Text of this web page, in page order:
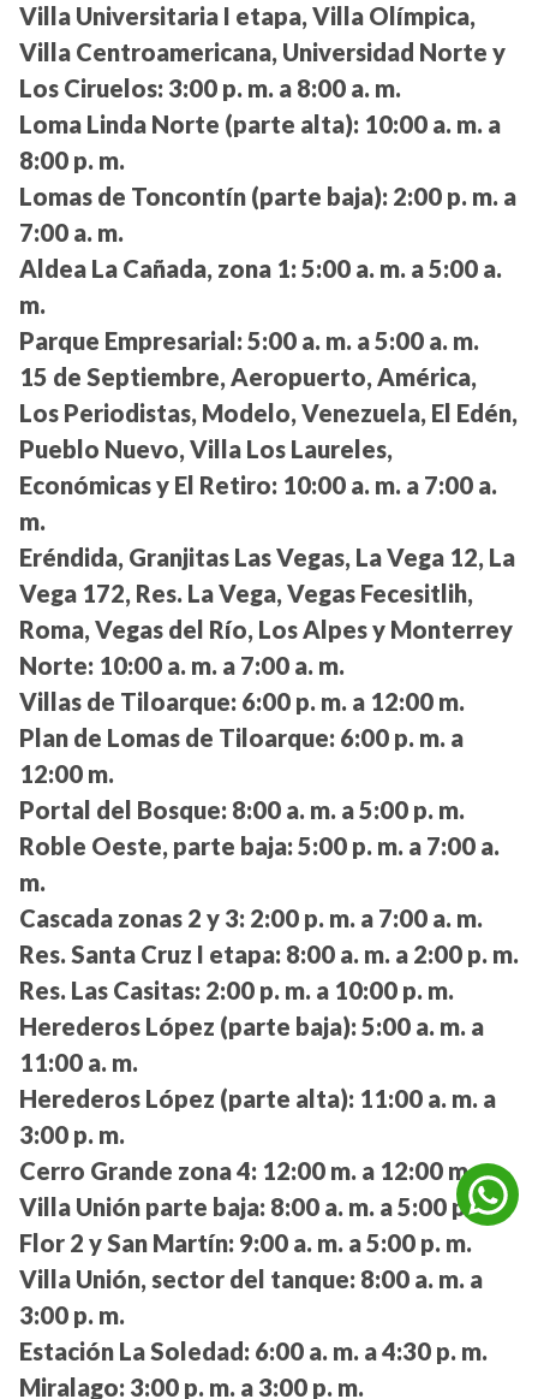
Villa Universitaria I etapa, Villa Olímpica,
Villa Centroamericana, Universidad Norte y
Los Ciruelos: 3:00 p. m. a 8:00 a. m.
Loma Linda Norte (parte alta): 10:00 a. m. a
8:00 p. m.
Lomas de Toncontín (parte baja): 2:00 p. m. a
7:00 a. m.
Aldea La Cañada, zona 1: 5:00 a. m. a 5:00 a.
m.
Parque Empresarial: 5:00 a. m. a 5:00 a. m.
15 de Septiembre, Aeropuerto, América,
Los Periodistas, Modelo, Venezuela, El Edén,
Pueblo Nuevo, Villa Los Laureles,
Económicas y El Retiro: 10:00 a. m. a 7:00 a.
m.
Eréndida, Granjitas Las Vegas, La Vega 12, La
Vega 172, Res. La Vega, Vegas Fecesitlih,
Roma, Vegas del Río, Los Alpes y Monterrey
Norte: 10:00 a. m. a 7:00 a. m.
Villas de Tiloarque: 6:00 p. m. a 12:00 m.
Plan de Lomas de Tiloarque: 6:00 p. m. a
12:00 m.
Portal del Bosque: 8:00 a. m. a 5:00 p. m.
Roble Oeste, parte baja: 5:00 p. m. a 7:00 a.
m.
Cascada zonas 2 y 3: 2:00 p. m. a 7:00 a. m.
Res. Santa Cruz I etapa: 8:00 a. m. a 2:00 p. m.
Res. Las Casitas: 2:00 p. m. a 10:00 p. m.
Herederos López (parte baja): 5:00 a. m. a
11:00 a. m.
Herederos López (parte alta): 11:00 a. m. a
3:00 p. m.
Cerro Grande zona 4: 12:00 m. a 12:00 m.
Villa Unión parte baja: 8:00 a. m. a 5:00 p. m.
Flor 2 y San Martín: 9:00 a. m. a 5:00 p. m.
Villa Unión, sector del tanque: 8:00 a. m. a
3:00 p. m.
Estación La Soledad: 6:00 a. m. a 4:30 p. m.
Miralago: 3:00 p. m. a 3:00 p. m.